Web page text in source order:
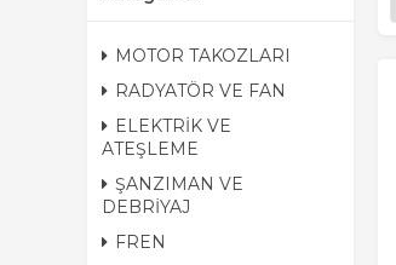
MOTOR TAKOZLARI
RADYATÖR VE FAN
ELEKTRİK VE
ATEŞLEME
ŞANZIMAN VE
DEBRİYAJ
FREN